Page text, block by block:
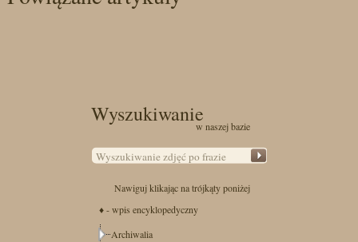
Wyszukiwaniew naszej bazie
Nawiguj klikając na trójkąty poniżej
♦ - wpis encyklopedyczny
Archiwalia